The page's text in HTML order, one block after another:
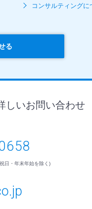
コンサルティングに
る
しいお問い合わせ
日・年末年始を除く)